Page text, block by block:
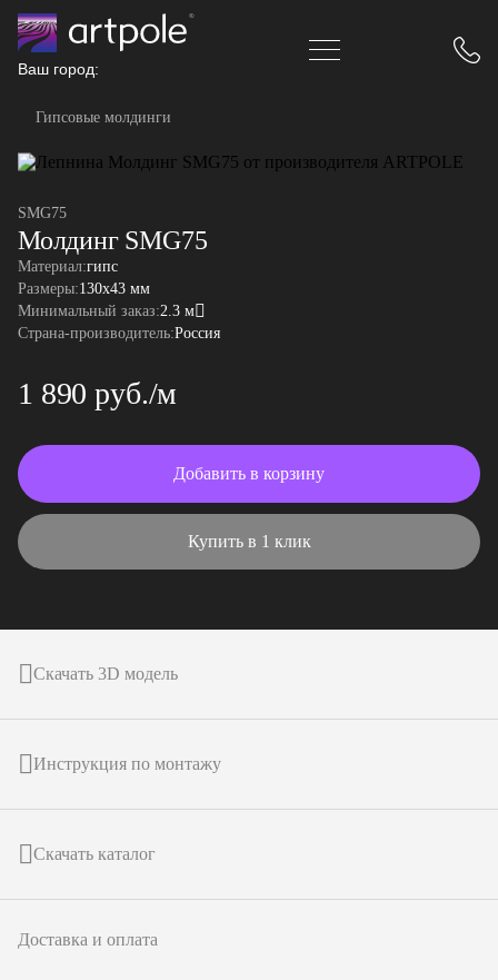
Ваш город:
Гипсовые молдинги
SMG75
Молдинг SMG75
Материал:гипс
Размеры:130x43 мм
Минимальный заказ:2.3 м
Страна-производитель:Россия
1 890 руб./м
Добавить в корзину
Купить в 1 клик
Скачать 3D модель
Инструкция по монтажу
Скачать каталог
Доставка и оплата